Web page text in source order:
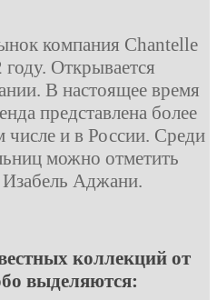
компания Chantelle
Открывается
В настоящее время
представлена более
числе и в России. Среди
можно отметить
Аджани.
коллекций от
выделяются: